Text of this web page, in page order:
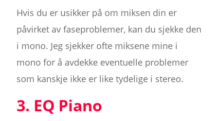
Hvis du er usikker på om miksen din er
påvirket av faseproblemer, kan du sjekke den
i mono. Jeg sjekker ofte miksene mine i
mono for å avdekke eventuelle problemer
som kanskje ikke er like tydelige i stereo.
3. EQ Piano